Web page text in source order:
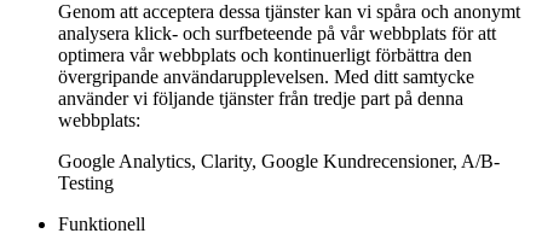
Genom att acceptera dessa tjänster kan vi spåra och anonymt
analysera klick- och surfbeteende på vår webbplats för att
optimera vår webbplats och kontinuerligt förbättra den
övergripande användarupplevelsen. Med ditt samtycke
använder vi följande tjänster från tredje part på denna
webbplats:
Google Analytics, Clarity, Google Kundrecensioner, A/B-
Testing
Funktionell